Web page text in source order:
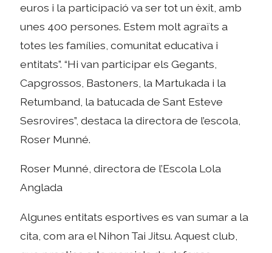
euros i la participació va ser tot un èxit, amb
unes 400 persones. Estem molt agraïts a
totes les famílies, comunitat educativa i
entitats”. “Hi van participar els Gegants,
Capgrossos, Bastoners, la Martukada i la
Retumband, la batucada de Sant Esteve
Sesrovires”, destaca la directora de l’escola,
Roser Munné.
Roser Munné, directora de l’Escola Lola
Anglada
Algunes entitats esportives es van sumar a la
cita, com ara el Nihon Tai Jitsu. Aquest club,